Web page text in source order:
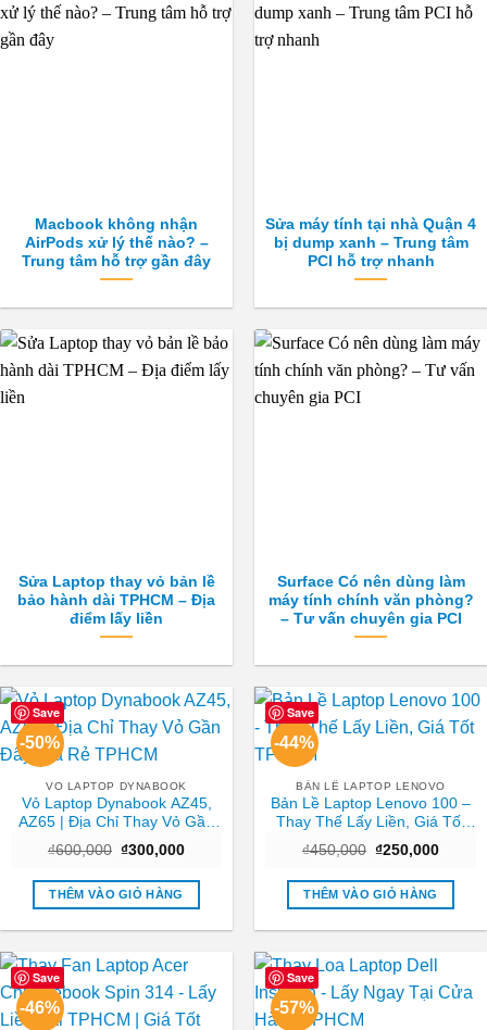
Macbook không nhận
AirPods xử lý thế nào? –
Trung tâm hỗ trợ gần đây
Sửa máy tính tại nhà Quận 4
bị dump xanh – Trung tâm
PCI hỗ trợ nhanh
Sửa Laptop thay vỏ bản lề
bảo hành dài TPHCM – Địa
điểm lấy liền
Surface Có nên dùng làm
máy tính chính văn phòng?
– Tư vấn chuyên gia PCI
Save
-50%
VO LAPTOP DYNABOOK
Vỏ Laptop Dynabook AZ45,
AZ65 | Địa Chỉ Thay Vỏ Gần
₫600,000 Giá
là:
₫600,000.
₫300,000Giá
tại
₫300,000.
THÊM VÀO GIỎ HÀNG
Save
-44%
BẢN LỀ LAPTOP LENOVO
Bản Lề Laptop Lenovo 100 –
Thay Thế Lấy Liền, Giá Tốt
₫450,000 Giá
là:
₫450,000.
₫250,000Giá
tại
THÊM VÀO GIỎ HÀNG
Save
-46%
Save
-57%